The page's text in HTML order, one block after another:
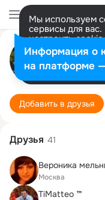
Мы используем
сервисы для
настроить
представитель.
Разрешить все
Diana
6
Добавить в друзья
Друзья 41
Вероника
Москва
TiMatteo ™
Информация о
на платформе